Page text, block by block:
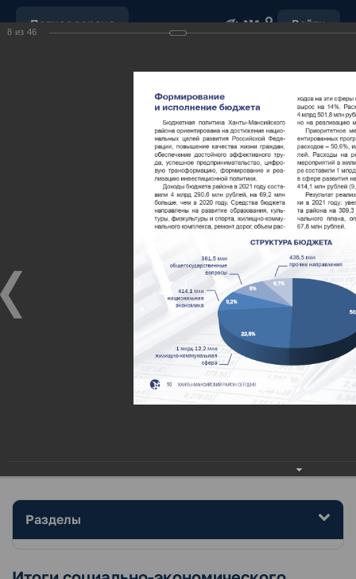
Полная версия Войти
МУНИЦИПАЛЬНЫЕ ЗАКУПКИ ПОЧТА
Ханты-Мансийский район,
официальный сайт
администрации
Разделы
8 из 46